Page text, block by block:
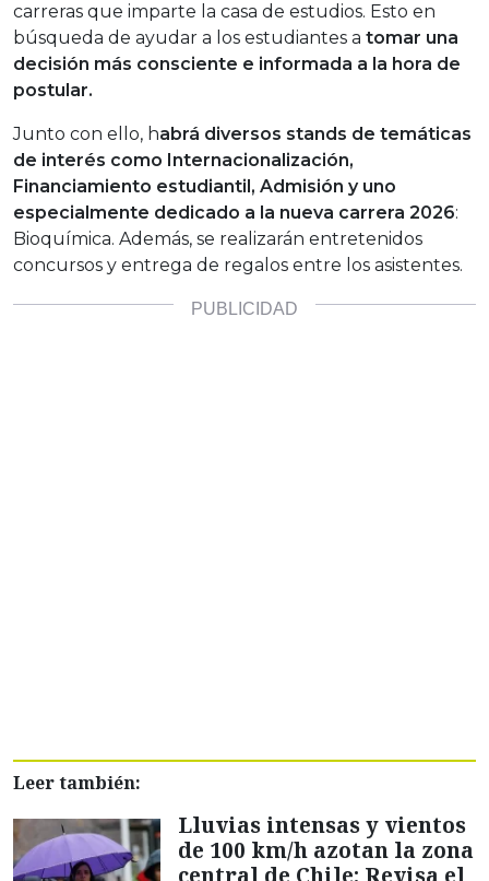
carreras que imparte la casa de estudios. Esto en
búsqueda de ayudar a los estudiantes a tomar una
decisión más consciente e informada a la hora de
postular.
Junto con ello, habrá diversos stands de temáticas
de interés como Internacionalización,
Financiamiento estudiantil, Admisión y uno
especialmente dedicado a la nueva carrera 2026:
Bioquímica. Además, se realizarán entretenidos
concursos y entrega de regalos entre los asistentes.
Leer también:
Lluvias intensas y vientos
de 100 km/h azotan la zona